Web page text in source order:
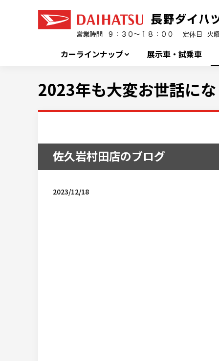
カーラインナップ 展示車・試乗車
2023年も大変お世話に
佐久岩村田店のブログ
2023/12/18